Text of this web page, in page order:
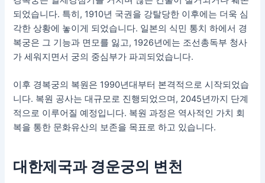
되었습니다. 특히, 1910년 국권을 강탈당한 이후에는 더욱 심
각한 상황에 놓이게 되었습니다. 일본의 식민 통치 하에서 경
복궁은 그 기능과 면모를 잃고, 1926년에는 조선총독부 청사
가 세워지면서 궁의 중심부가 파괴되었습니다.
이후 경복궁의 복원은 1990년대부터 본격적으로 시작되었습
니다. 복원 공사는 대규모로 진행되었으며, 2045년까지 단계
적으로 이루어질 예정입니다. 복원 과정은 역사적인 가치 회
복을 통한 문화유산의 보존을 목표로 하고 있습니다.
대한제국과 경운궁의 변천